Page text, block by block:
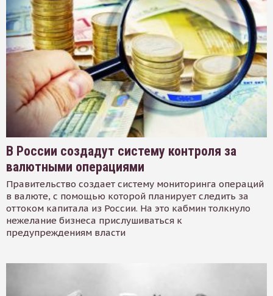
В России создадут систему контроля за
валютными операциями
Правительство создает систему мониторинга операций
в валюте, с помощью которой планирует следить за
оттоком капитала из России. На это кабмин толкнуло
нежелание бизнеса прислушиваться к
предупреждениям власти